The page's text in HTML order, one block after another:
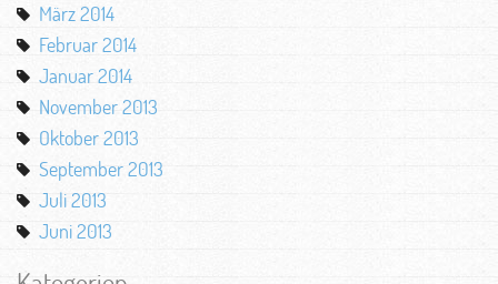
März 2014
Februar 2014
Januar 2014
November 2013
Oktober 2013
September 2013
Juli 2013
Juni 2013